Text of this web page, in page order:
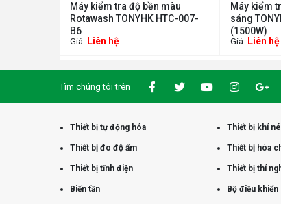
Máy kiểm tra độ bền màu
Rotawash TONYHK HTC-007-
B6
Giá: Liên hệ
Máy kiểm
sáng
(1500W)
Giá: Liên hệ
Tìm chúng tôi trên
Thiết bị tự động hóa Thiết bị khí
Thiết bị đo độ ẩm Thiết bị hóa
Thiết bị tĩnh điện Thiết bị thí
Biến tần Bộ điều